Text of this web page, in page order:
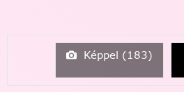
Képpel (183)